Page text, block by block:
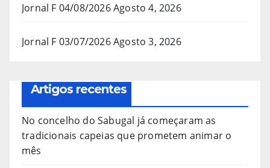
Jornal F 04/08/2026Agosto 4, 2026
Jornal F 03/07/2026Agosto 3, 2026
Artigos recentes
No concelho do Sabugal já começaram as
tradicionais capeias que prometem animar o
mês